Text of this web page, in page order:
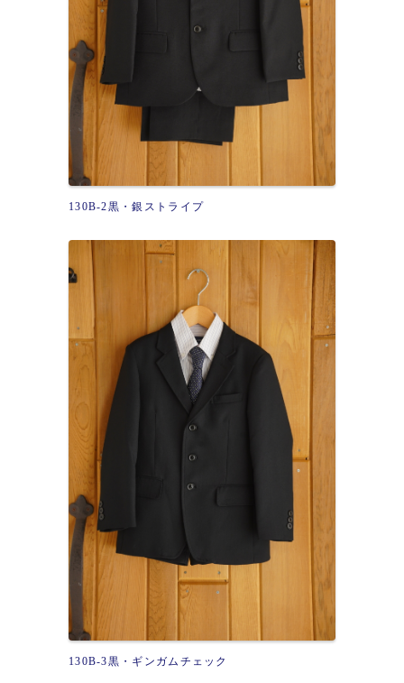
130B-2黒・銀ストライプ
130B-3黒・ギンガムチェック